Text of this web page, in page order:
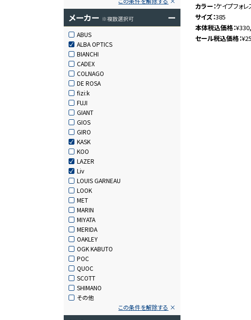
メーカー ※複数選択可 ー
ABUS
ALBA OPTICS
BIANCHI
CADEX
COLNAGO
DE ROSA
fizi:k
FUJI
GIANT
GIOS
GIRO
KASK
KOO
LAZER
Liv
LOUIS GARNEAU
LOOK
MET
MARIN
MIYATA
MERIDA
OAKLEY
OGK KABUTO
POC
QUOC
SCOTT
SHIMANO
その他
この条件を解除する
カラー ケイプフォレ
サイズ 385
本体税込価格
セール税込価格